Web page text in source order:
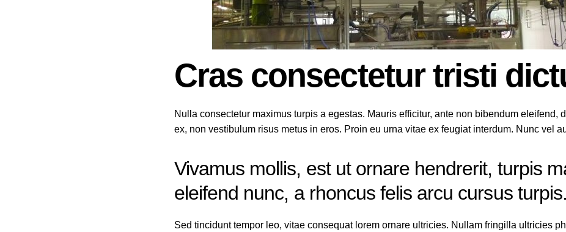
Cras consectetur tristi
Nulla consectetur maximus turpis a egestas. Mauris efficitur, ante non bibendum eleifend,
ex, non vestibulum risus metus in eros. Proin eu urna vitae ex feugiat interdum. Nunc vel
Vivamus mollis, est ut ornare hendrerit, turpis
eleifend nunc, a rhoncus felis arcu cursus turpis.
Sed tincidunt tempor leo, vitae consequat lorem ornare ultricies. Nullam fringilla ultricies